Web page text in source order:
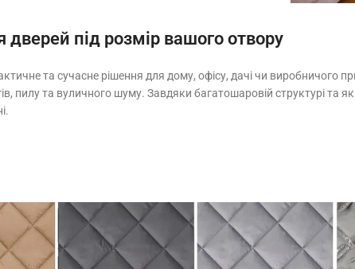
дверей під розмір вашого отвору
та сучасне рішення для дому, офісу, дачі чи
пилу та вуличного шуму. Завдяки багатошаровій структурі